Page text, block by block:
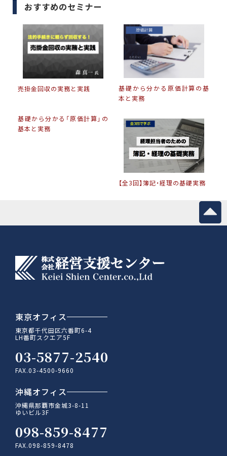
おすすめのセミナー
売掛金回収の実務と実践
基礎から分かる原価計算の基
本と実務
基礎から分かる「原価計算」の
基本と実務
【全3回】簿記・経理の基礎実務
東京オフィス
東京都千代田区六番町6-4
LH番町スクエア5F
03-5877-2540
FAX.03-4500-9660
沖縄オフィス
沖縄県那覇市金城3-8-11
ゆいビル3F
098-859-8477
FAX.098-859-8478